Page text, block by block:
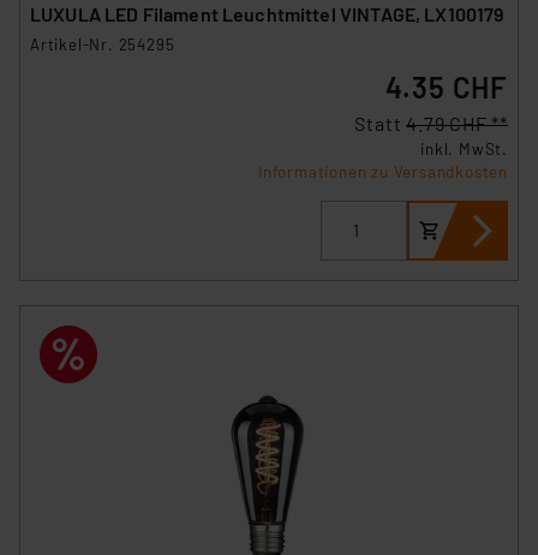
LUXULA LED Filament Leuchtmittel VINTAGE, LX100179
Artikel-Nr. 254295
4.35 CHF
Statt4.79 CHF **
inkl. MwSt.
Informationen zu Versandkosten